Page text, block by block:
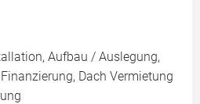
Aufbau / Auslegung,
Dach Vermietung